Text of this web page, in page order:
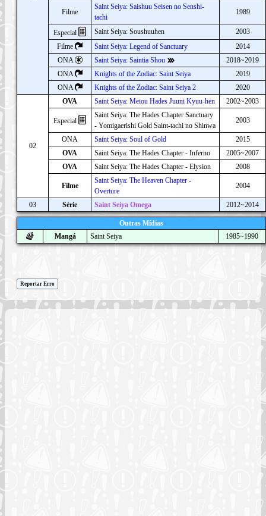
Filme
Saint Seiya: Saishuu Seisen no Senshi-
tachi
1989
Especial Saint Seiya: Soushuuhen
2003
Filme
Saint Seiya: Legend of Sanctuary
2014
ONA
Saint Seiya: Saintia Shou
2018~2019
ONA
Knights of the Zodiac: Saint Seiya
2019
ONA
Knights of the Zodiac: Saint Seiya 2 2020
02
OVA Saint Seiya: Meiou Hades Juuni Kyuu-hen 2002~2003
Especial
Saint Seiya: The Hades Chapter Sanctuary
- Yomigaerishi Gold Saint-tachi no Shinwa
2003
ONA Saint Seiya: Soul of Gold
2015
OVA
Saint Seiya: The Hades Chapter - Inferno
2005~2007
OVA
Saint Seiya: The Hades Chapter - Elysion 2008
Filme
Saint Seiya: The Heaven Chapter -
Overture
2004
03 Série Saint Seiya Omega 2012~2014
Outras Mídias
Mangá
Saint Seiya 1985~1990
Reportar Erro